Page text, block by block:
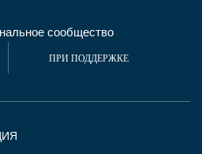
сообщество
ПРИ ПОДДЕРЖКЕ